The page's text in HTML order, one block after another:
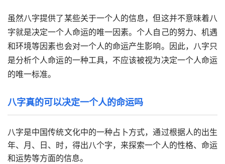
虽然八字提供了某些关于一个人的信息，但这并不意味着八
字就是决定一个人命运的唯一因素。个人自己的努力、机遇
和环境等因素也会对一个人的命运产生影响。因此，八字只
是分析个人命运的一种工具，不应该被视为决定一个人命运
的唯一标准。
八字真的可以决定一个人的命运吗
八字是中国传统文化中的一种占卜方式，通过根据人的出生
年、月、日、时，得出八个字，来探索一个人的性格、命运
和运势等方面的信息。